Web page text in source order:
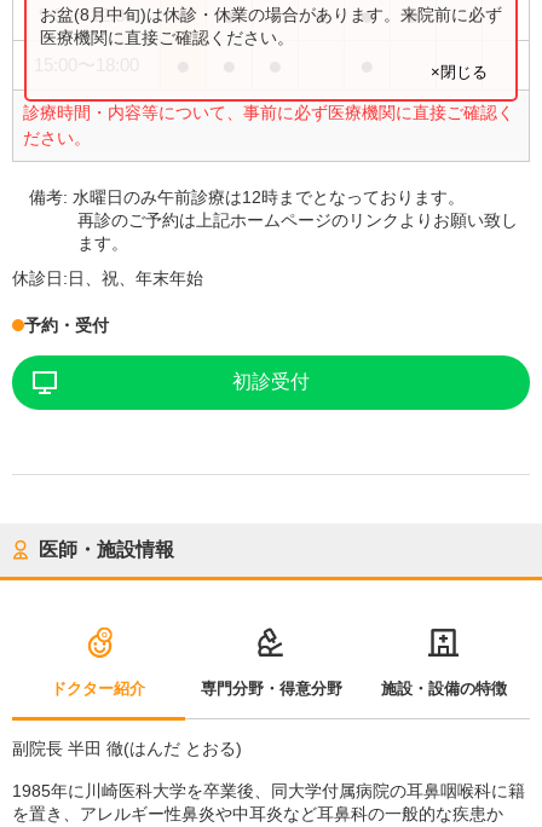
9:00〜12:30 ● ● ● ● ●
診療時間・内容等について、事前に必ず医療機関に直接ご確認く
ださい。
お盆(8月中旬)は休診・休業の場合があります。来院前に必ず
医療機関に直接ご確認ください。
×閉じる
備考:水曜日のみ午前診療は12時までとなっております。
再診のご予約は上記ホームページのリンクよりお願い致し
ます。
休診日:日、祝、年末年始
予約・受付
初診受付
医師・施設情報
ドクター紹介 専門分野・得意分野 施設・設備の特徴
副院長 半田 徹(はんだ とおる)
1985年に川崎医科大学を卒業後、同大学付属病院の耳鼻咽喉科に籍
を置き、アレルギー性鼻炎や中耳炎など耳鼻科の一般的な疾患か